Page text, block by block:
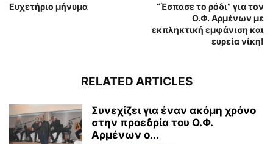
Ευχετήριο μήνυμα
“Έσπασε το ρόδι” για τον
Ο.Φ. Αρμένων με
εκπληκτική εμφάνιση και
ευρεία νίκη!
RELATED ARTICLES
Συνεχίζει για έναν ακόμη χρόνο
στην προεδρία του Ο.Φ.
Αρμένων ο...